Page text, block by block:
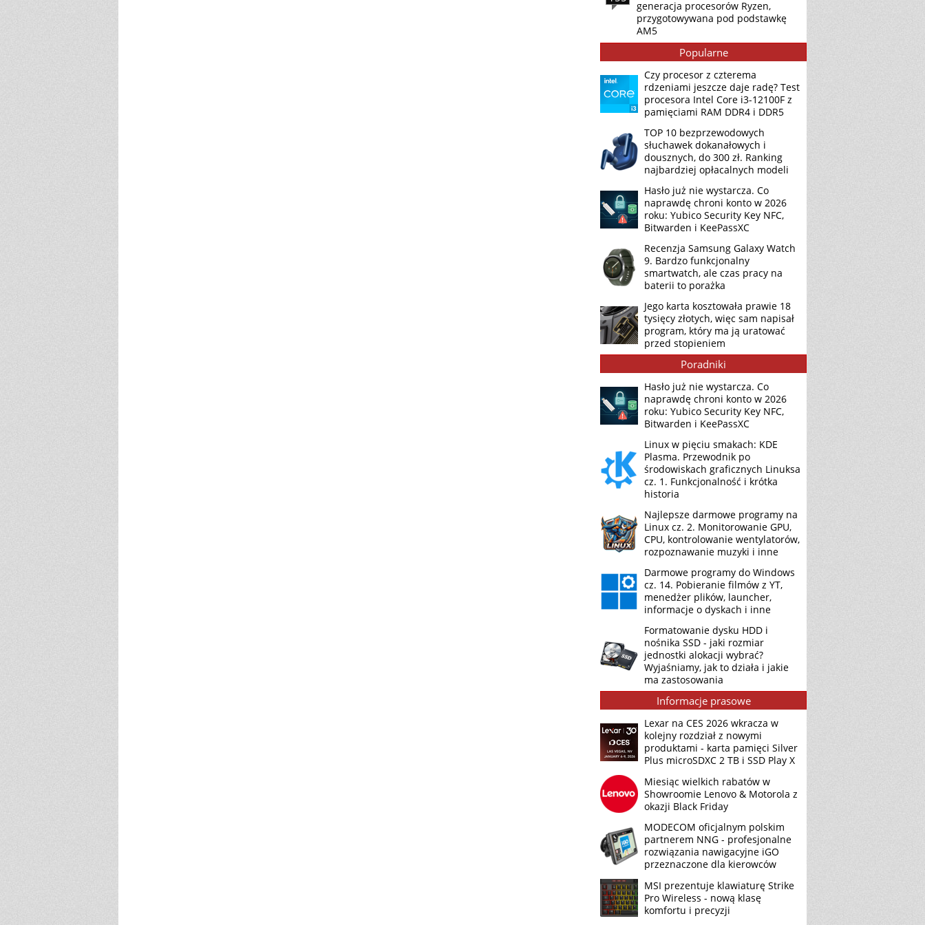
generacja procesorów Ryzen,
przygotowywana pod podstawkę
AM5
Popularne
Czy procesor z czterema
rdzeniami jeszcze daje radę? Test
procesora Intel Core i3-12100F z
pamięciami RAM DDR4 i DDR5
TOP 10 bezprzewodowych
słuchawek dokanałowych i
dousznych, do 300 zł. Ranking
najbardziej opłacalnych modeli
Hasło już nie wystarcza. Co
naprawdę chroni konto w 2026
roku: Yubico Security Key NFC,
Bitwarden i KeePassXC
Recenzja Samsung Galaxy Watch
9. Bardzo funkcjonalny
smartwatch, ale czas pracy na
baterii to porażka
Jego karta kosztowała prawie 18
tysięcy złotych, więc sam napisał
program, który ma ją uratować
przed stopieniem
Poradniki
Hasło już nie wystarcza. Co
naprawdę chroni konto w 2026
roku: Yubico Security Key NFC,
Bitwarden i KeePassXC
Linux w pięciu smakach: KDE
Plasma. Przewodnik po
środowiskach graficznych Linuksa
cz. 1. Funkcjonalność i krótka
historia
Najlepsze darmowe programy na
Linux cz. 2. Monitorowanie GPU,
CPU, kontrolowanie wentylatorów,
rozpoznawanie muzyki i inne
Darmowe programy do Windows
cz. 14. Pobieranie filmów z YT,
menedżer plików, launcher,
informacje o dyskach i inne
Formatowanie dysku HDD i
nośnika SSD - jaki rozmiar
jednostki alokacji wybrać?
Wyjaśniamy, jak to działa i jakie
ma zastosowania
Informacje prasowe
Lexar na CES 2026 wkracza w
kolejny rozdział z nowymi
produktami - karta pamięci Silver
Plus microSDXC 2 TB i SSD Play X
Miesiąc wielkich rabatów w
Showroomie Lenovo & Motorola z
okazji Black Friday
MODECOM oficjalnym polskim
partnerem NNG - profesjonalne
rozwiązania nawigacyjne iGO
przeznaczone dla kierowców
MSI prezentuje klawiaturę Strike
Pro Wireless - nową klasę
komfortu i precyzji